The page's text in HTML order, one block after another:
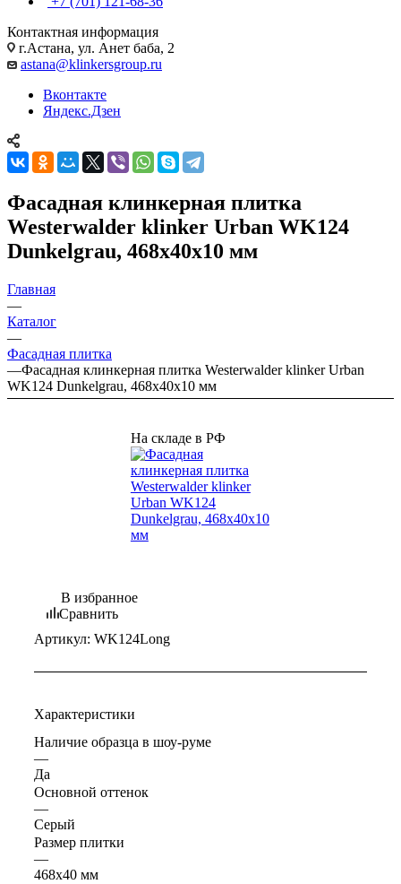
Контактная информация
г.Астана, ул. Анет баба, 2
astana@klinkersgroup.ru
Вконтакте
Яндекс.Дзен
Фасадная клинкерная плитка
Westerwalder klinker Urban WK124
Dunkelgrau, 468x40x10 мм
Главная
—
Каталог
—
Фасадная плитка
—Фасадная клинкерная плитка Westerwalder klinker Urban
WK124 Dunkelgrau, 468x40x10 мм
На складе в РФ
В избранное
Сравнить
Артикул: WK124Long
Характеристики
Наличие образца в шоу-руме
—
Да
Основной оттенок
—
Серый
Размер плитки
—
468x40 мм